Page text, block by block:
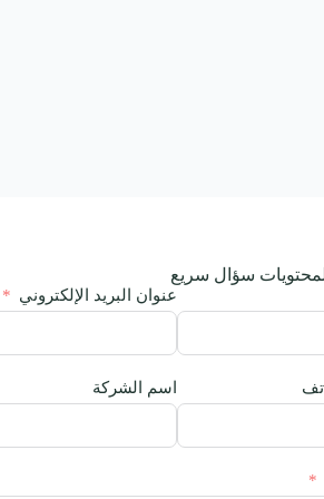
سؤال سريع
عنوان البريد الإلكتروني
اسم الشركة